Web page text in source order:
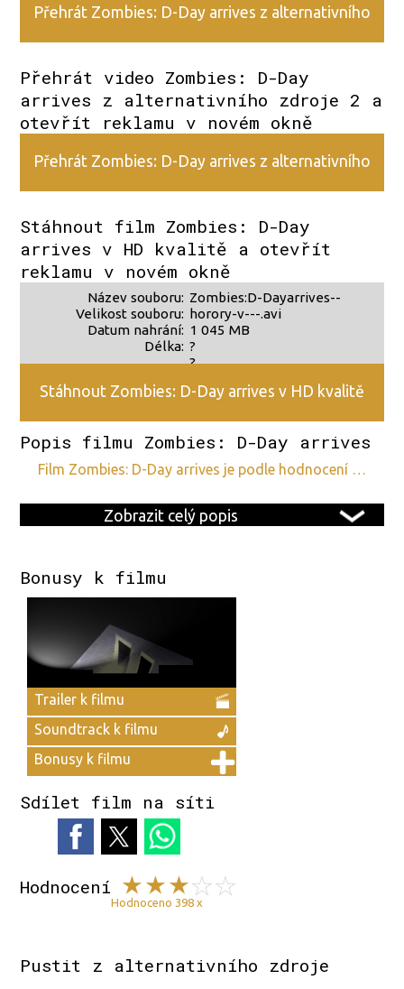
Přehrát Zombies: D-Day arrives z alternativního
Přehrát video Zombies: D-Day
arrives z alternativního zdroje 2 a
otevřít reklamu v novém okně
Přehrát Zombies: D-Day arrives z alternativního
Stáhnout film Zombies: D-Day
arrives v HD kvalitě a otevřít
reklamu v novém okně
Název souboru:
Velikost souboru:
Datum nahrání:
Délka:
Zombies:D-Dayarrives--
horory-v---.avi
1 045 MB
?
?
Stáhnout Zombies: D-Day arrives v HD kvalitě
Popis filmu Zombies: D-Day arrives
film Zombies: D-Day arrives je podle hodnocení …
Zobrazit celý popis
Bonusy k filmu
Trailer k filmu
Soundtrack k filmu
Bonusy k filmu
Sdílet film na síti
Hodnocení
Hodnoceno 398 x
Pustit z alternativního zdroje